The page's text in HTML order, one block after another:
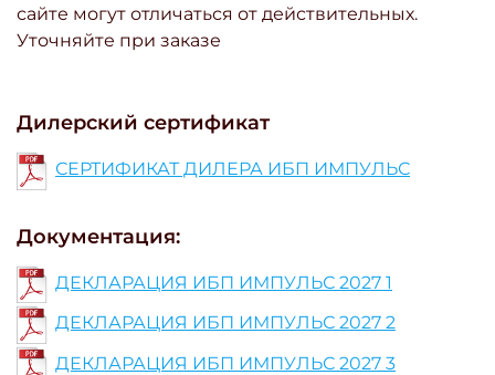
Дилерский сертификат
СЕРТИФИКАТ ДИЛЕРА ИБП ИМПУЛЬС
Документация:
ДЕКЛАРАЦИЯ ИБП ИМПУЛЬС 2027 1
ДЕКЛАРАЦИЯ ИБП ИМПУЛЬС 2027 2
ДЕКЛАРАЦИЯ ИБП ИМПУЛЬС 2027 3
сайте могут отличаться от действительных.
Уточняйте при заказе